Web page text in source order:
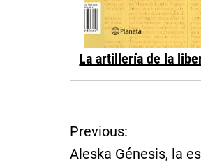
La artillería de la
N
a
Previous:
Aleska Génesis, la